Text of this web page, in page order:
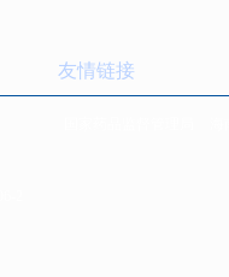
友情链接